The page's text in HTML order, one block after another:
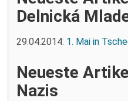
Delnická
29.04.2014: 1. Mai in
Neueste
Nazis